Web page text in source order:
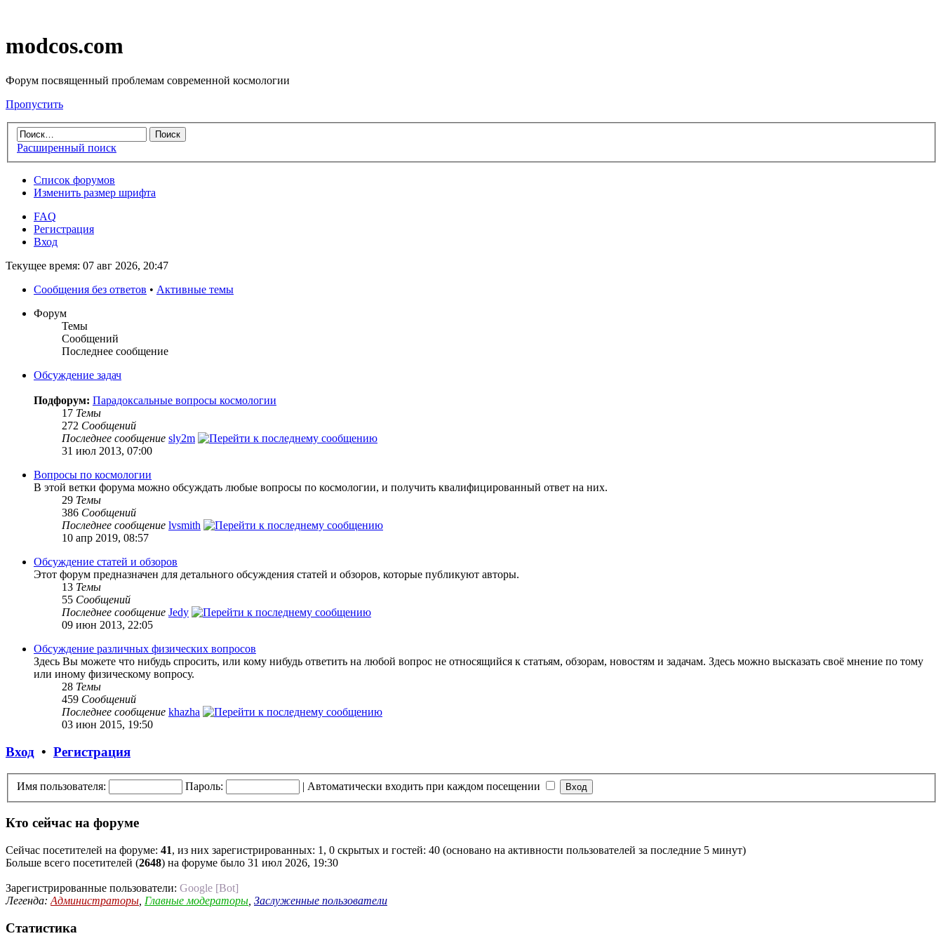
modcos.com
Форум посвященный проблемам современной космологии
Пропустить
Расширенный поиск
Список форумов
Изменить размер шрифта
FAQ
Регистрация
Вход
Текущее время: 07 авг 2026, 20:47
Сообщения без ответов • Активные темы
Форум
Темы
Сообщений
Последнее сообщение
Обсуждение задач
Подфорум: Парадоксальные вопросы космологии
17 Темы
272 Сообщений
Последнее сообщение sly2m
31 июл 2013, 07:00
Вопросы по космологии
В этой ветки форума можно обсуждать любые вопросы по космологии, и получить квалифицированный ответ на них.
29 Темы
386 Сообщений
Последнее сообщение lvsmith
10 апр 2019, 08:57
Обсуждение статей и обзоров
Этот форум предназначен для детального обсуждения статей и обзоров, которые публикуют авторы.
13 Темы
55 Сообщений
Последнее сообщение Jedy
09 июн 2013, 22:05
Обсуждение различных физических вопросов
Здесь Вы можете что нибудь спросить, или кому нибудь ответить на любой вопрос не относящийся к статьям, обзорам, новостям и задачам. Здесь можно высказать своё мнение по тому
или иному физическому вопросу.
28 Темы
459 Сообщений
Последнее сообщение khazha
03 июн 2015, 19:50
Вход • Регистрация
Имя пользователя: Пароль: | Автоматически входить при каждом посещении
Кто сейчас на форуме
Сейчас посетителей на форуме: 41, из них зарегистрированных: 1, 0 скрытых и гостей: 40 (основано на активности пользователей за последние 5 минут)
Больше всего посетителей (2648) на форуме было 31 июл 2026, 19:30
Зарегистрированные пользователи: Google [Bot]
Легенда: Администраторы Главные модераторы Заслуженные пользователи
Статистика